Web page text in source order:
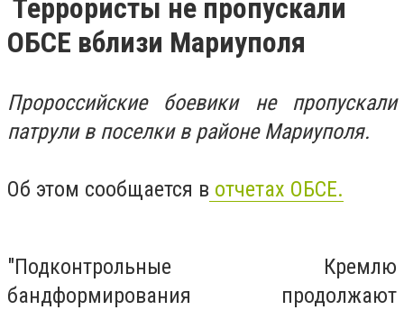
Террористы не пропускали
ОБСЕ вблизи Мариуполя
Пророссийские боевики не пропускали
патрули в поселки в районе Мариуполя.
Об этом сообщается в отчетах ОБСЕ.
"Подконтрольные Кремлю
бандформирования продолжают